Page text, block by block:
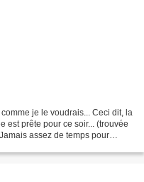
je le voudrais... Ceci dit, la
est prête pour ce soir... (trouvée
assez de temps pour